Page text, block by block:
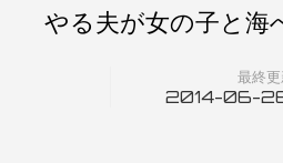
最終
2014-06-
やる夫が女の子と海